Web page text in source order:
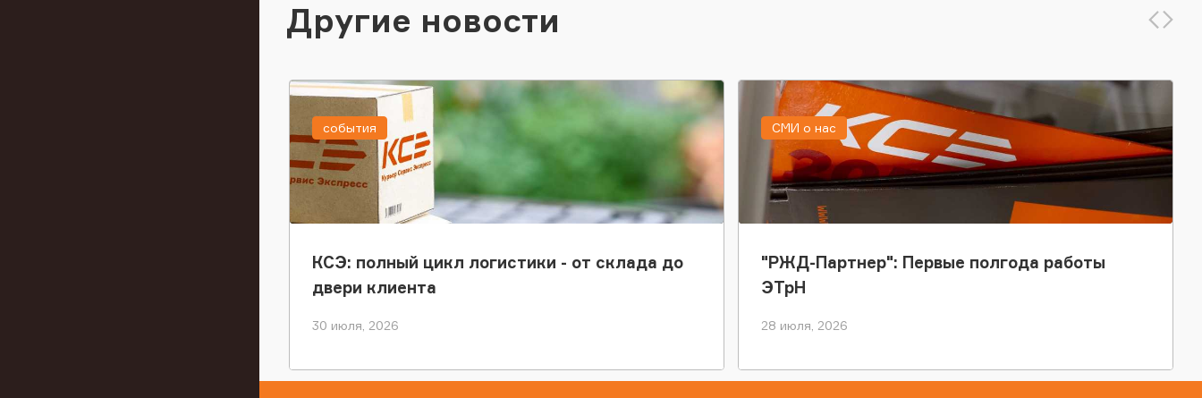
Другие новости
КСЭ: полный цикл логистики - от склада до
двери клиента
30 июля, 2026
события
"РЖД-Партнер": Первые полгода работы
ЭТрН
28 июля, 2026
СМИ о нас